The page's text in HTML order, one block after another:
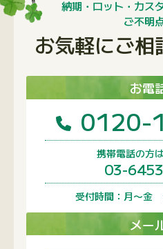
納期・ロット・カス
ご不明
お気軽にご相
お電
0120-
携帯電話の方
03-
受付時間：月〜
メー